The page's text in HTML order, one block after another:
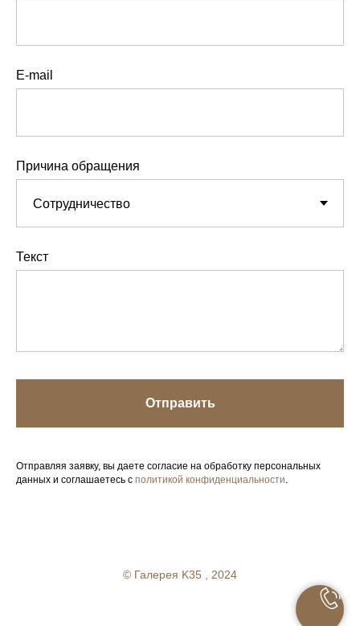
E-mail
Причина обращения
Текст
Отправить
Отправляя заявку, вы даете согласие на обработку персональных
данных и соглашаетесь с политикой конфиденциальности.
© Галерея K35 , 2024